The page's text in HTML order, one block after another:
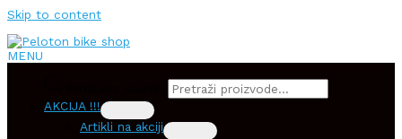
Skip to content
MENU
AKCIJA !!!
Artikli na akciji